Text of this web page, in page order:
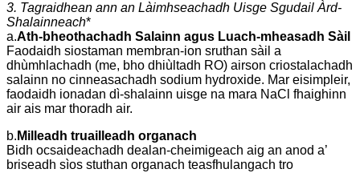
3. Tagraidhean ann an Làimhseachadh Uisge Sgudail Àrd-
Shalainneach*
a.Ath-bheothachadh Salainn agus Luach-mheasadh Sàil
Faodaidh siostaman membran-ion sruthan sàil a
dhùmhlachadh (me, bho dhiùltadh RO) airson criostalachadh
salainn no cinneasachadh sodium hydroxide. Mar eisimpleir,
faodaidh ionadan dì-shalainn uisge na mara NaCl fhaighinn
air ais mar thoradh air.
b. Milleadh truailleadh organach
Bidh ocsaideachadh dealan-cheimigeach aig an anod a’
briseadh sìos stuthan organach teasfhulangach tro